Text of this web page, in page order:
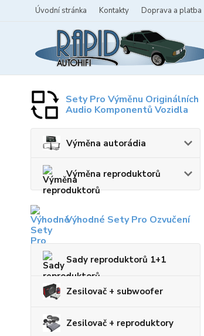
Úvodní stránka Kontakty Doprava a platba
Sety Pro Výměnu Originálních
Audio Komponentů Vozidla
Výměna autorádia
Výměna reproduktorů
Výhodné Sety Pro Ozvučení
Sady reproduktorů 1+1
Zesilovač + subwoofer
Zesilovač + reproduktory